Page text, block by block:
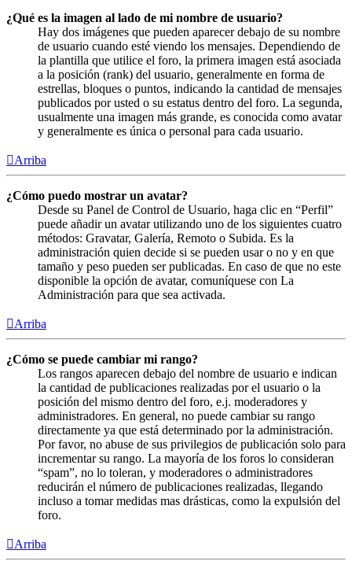
¿Qué es la imagen al lado de mi nombre de usuario?
Hay dos imágenes que pueden aparecer debajo de su nombre
de usuario cuando esté viendo los mensajes. Dependiendo de
la plantilla que utilice el foro, la primera imagen está asociada
a la posición (rank) del usuario, generalmente en forma de
estrellas, bloques o puntos, indicando la cantidad de mensajes
publicados por usted o su estatus dentro del foro. La segunda,
usualmente una imagen más grande, es conocida como avatar
y generalmente es única o personal para cada usuario.
Arriba
¿Cómo puedo mostrar un avatar?
Desde su Panel de Control de Usuario, haga clic en “Perfil”
puede añadir un avatar utilizando uno de los siguientes cuatro
métodos: Gravatar, Galería, Remoto o Subida. Es la
administración quien decide si se pueden usar o no y en que
tamaño y peso pueden ser publicadas. En caso de que no este
disponible la opción de avatar, comuníquese con La
Administración para que sea activada.
Arriba
¿Cómo se puede cambiar mi rango?
Los rangos aparecen debajo del nombre de usuario e indican
la cantidad de publicaciones realizadas por el usuario o la
posición del mismo dentro del foro, e.j. moderadores y
administradores. En general, no puede cambiar su rango
directamente ya que está determinado por la administración.
Por favor, no abuse de sus privilegios de publicación solo para
incrementar su rango. La mayoría de los foros lo consideran
“spam”, no lo toleran, y moderadores o administradores
reducirán el número de publicaciones realizadas, llegando
incluso a tomar medidas mas drásticas, como la expulsión del
foro.
Arriba